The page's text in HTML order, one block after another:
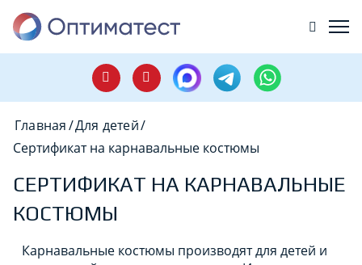
Главная/Для детей/
Сертификат на карнавальные костюмы
СЕРТИФИКАТ НА КАРНАВАЛЬНЫЕ
КОСТЮМЫ
Карнавальные костюмы производят для детей и